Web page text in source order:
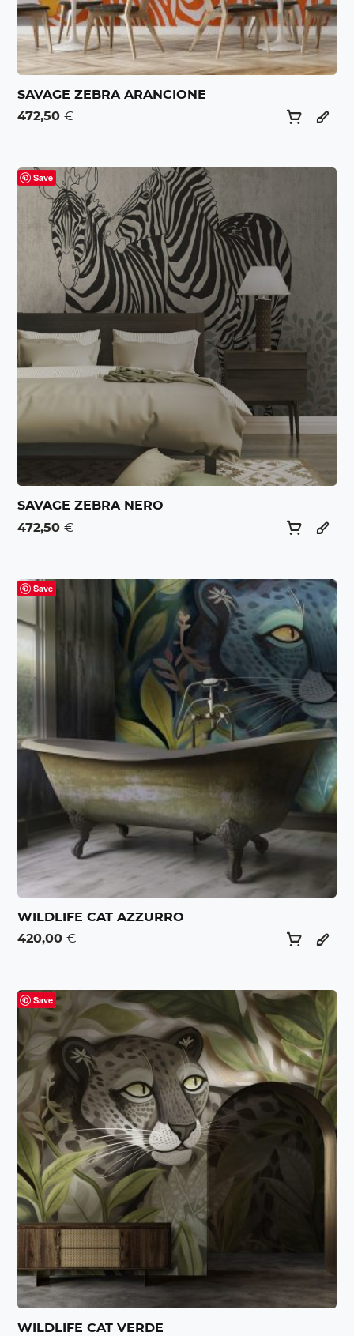
SAVAGE ZEBRA ARANCIONE
472,50€
Save
SAVAGE ZEBRA NERO
472,50€
Save
WILDLIFE CAT AZZURRO
420,00€
Save
WILDLIFE CAT VERDE